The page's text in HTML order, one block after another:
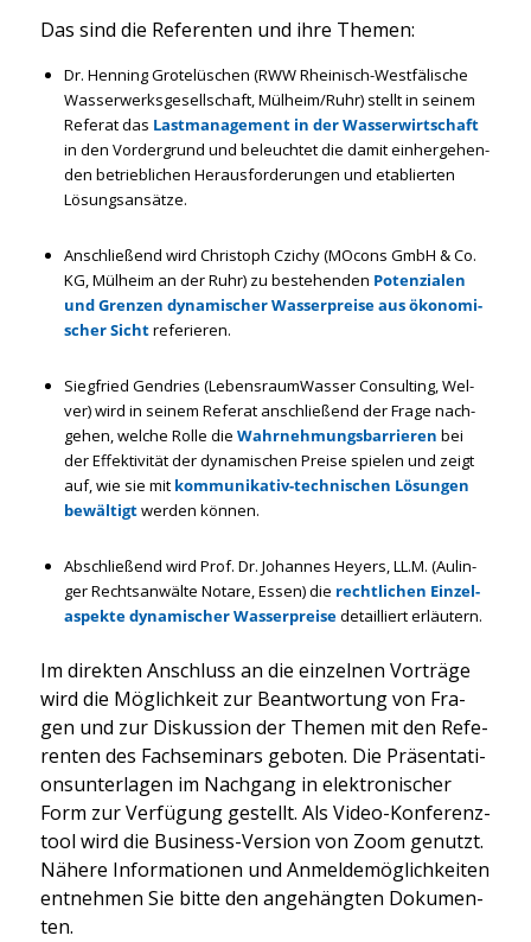
Das sind die Refe­ren­ten und ihre The­men:
Dr. Hen­ning Gro­te­lüschen (RWW Rhei­nisch-West­fä­li­sche
Was­ser­werks­ge­sell­schaft, Mülheim/Ruhr) stellt in sei­nem
Refe­rat das Last­ma­nage­ment in der Was­ser­wirt­schaft
in den Vor­der­grund und beleuch­tet die damit ein­her­ge­hen­
den betrieb­li­chen Her­aus­for­de­run­gen und eta­blier­ten
Lösungs­an­sät­ze.
Anschlie­ßend wird Chris­toph Czichy (MOcons GmbH & Co.
KG, Mül­heim an der Ruhr) zu bestehen­den Poten­zia­len
und Gren­zen dyna­mi­scher Was­ser­prei­se ausöko­no­mi­
scher Sichtrefe­rie­ren.
Sieg­fried Gen­d­ries (Lebens­raum­Was­ser Con­sul­ting, Wel­
ver) wird in sei­nem Refe­rat anschlie­ßend der Fra­ge nach­
ge­hen, wel­che Rol­le die Wahr­neh­mungs­bar­rie­ren bei
der Effek­ti­vi­tät der dyna­mi­schen Prei­se spie­len und zeigt
auf, wie sie mit kom­mu­ni­ka­tiv-tech­ni­schen Lösun­gen
bewäl­tigtwer­den kön­nen.
Abschlie­ßend wird Prof. Dr. Johan­nes Heyers, LL.M. (Aulin­
ger Rechts­an­wäl­te Nota­re, Essen) die recht­li­chen Ein­zel­
aspek­te dyna­mi­scher Was­ser­prei­sedetail­liert erläu­tern.
Im direk­ten Anschluss an die ein­zel­nen Vor­trä­ge
wird die Mög­lich­keit zur Beant­wor­tung von Fra­
gen und zur Dis­kus­si­on der The­men mit den Refe­
ren­ten des Fach­se­mi­nars gebo­ten. Die Prä­sen­ta­ti­
ons­un­ter­la­gen im Nach­gang in elek­tro­ni­scher
Form zur Ver­fü­gung gestellt. Als Video-Kon­fe­renz­
tool wird die Busi­ness-Ver­si­on von Zoom genutzt.
Nähe­re Infor­ma­tio­nen und Anmel­de­mög­lich­kei­ten
ent­neh­men Sie bit­te den ange­häng­ten Doku­men­
ten.